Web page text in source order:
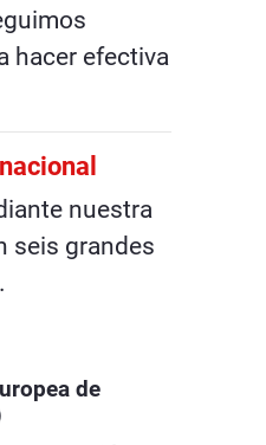
hacer efectiva
nuestra
seis grandes
de